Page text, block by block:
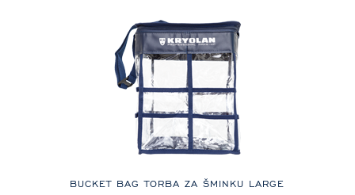
BUCKET BAG TORBA ZA ŠMINKU LARGE